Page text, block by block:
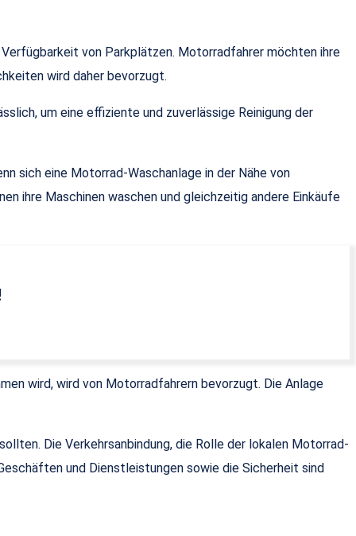
von Parkplätzen. Motorradfahrer möchten ihre
wird daher bevorzugt.
um eine effiziente und zuverlässige Reinigung der
sich eine Motorrad-Waschanlage in der Nähe von
ihre Maschinen waschen und gleichzeitig andere Einkäufe
wird, wird von Motorradfahrern bevorzugt. Die Anlage
Die Verkehrsanbindung, die Rolle der lokalen Motorrad-
und Dienstleistungen sowie die Sicherheit sind